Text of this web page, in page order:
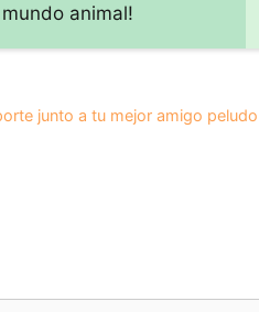
animal!
junto a tu mejor amigo peludo